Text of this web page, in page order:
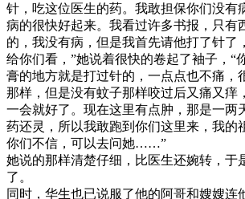
针，吃这位医生的药。我敢担保你们没有
病的很快好起来。我看过许多书报，只有
的，我没有病，但是我首先请他打了针了
给你们看，”她说着很快的卷起了袖子，“
膏的地方就是打过针的，一点点也不痛，
那样，但是没有蚊子那样咬过后又痛又痒
一会就好了。现在这里有点肿，那是一两
药还灵，所以我敢跑到你们这里来，我的
你们不信，可以去问她……”
她说的那样清楚仔细，比医生还婉转，于
了。
同时，华生也已说服了他的阿哥和嫂嫂连